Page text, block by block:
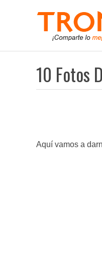
10 Fotos
Aquí vamos a